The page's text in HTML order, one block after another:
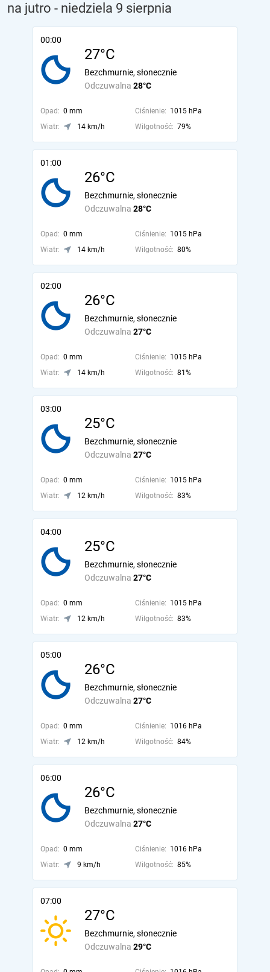
na jutro - niedziela 9 sierpnia
00:00
27°C
Odczuwalna 28°C
Bezchmurnie, słonecznie
Opad: 0 mm Ciśnienie: 1015 hPa
Wiatr:
14 km/h Wilgotność: 79%
01:00
26°C
Odczuwalna 28°C
Bezchmurnie, słonecznie
Opad: 0 mm Ciśnienie: 1015 hPa
Wiatr:
14 km/h Wilgotność: 80%
02:00
26°C
Odczuwalna 27°C
Bezchmurnie, słonecznie
Opad: 0 mm Ciśnienie: 1015 hPa
Wiatr:
14 km/h Wilgotność: 81%
03:00
25°C
Odczuwalna 27°C
Bezchmurnie, słonecznie
Opad: 0 mm Ciśnienie: 1015 hPa
Wiatr:
12 km/h Wilgotność: 83%
04:00
25°C
Odczuwalna 27°C
Bezchmurnie, słonecznie
Opad: 0 mm Ciśnienie: 1015 hPa
Wiatr:
12 km/h Wilgotność: 83%
05:00
26°C
Odczuwalna 27°C
Bezchmurnie, słonecznie
Opad: 0 mm Ciśnienie: 1016 hPa
Wiatr:
12 km/h Wilgotność: 84%
06:00
26°C
Odczuwalna 27°C
Bezchmurnie, słonecznie
Opad: 0 mm Ciśnienie: 1016 hPa
Wiatr:
9 km/h Wilgotność: 85%
07:00
27°C
Odczuwalna 29°C
Bezchmurnie, słonecznie